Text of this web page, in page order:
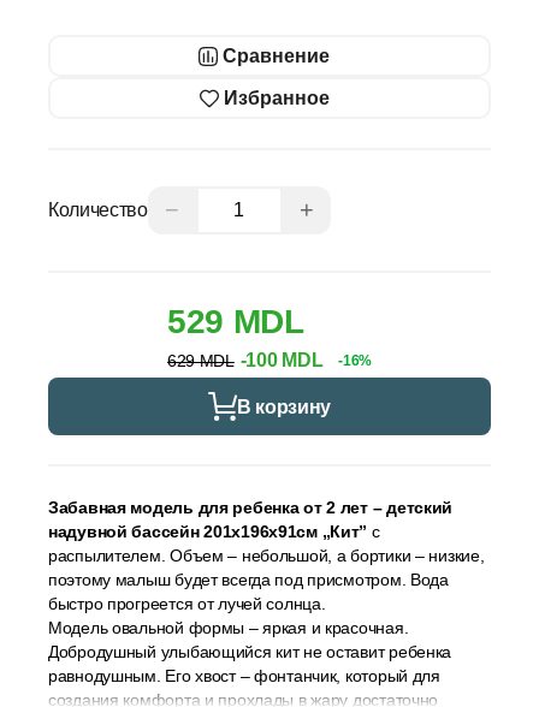
Сравнение
Избранное
Количество − +
529 MDL
629 MDL -100 MDL -16%
В корзину
Забавная модель для ребенка от 2 лет – детский
надувной бассейн 201х196х91см „Кит” с
распылителем. Объем – небольшой, а бортики – низкие,
поэтому малыш будет всегда под присмотром. Вода
быстро прогреется от лучей солнца.
Модель овальной формы – яркая и красочная.
Добродушный улыбающийся кит не оставит ребенка
равнодушным. Его хвост – фонтанчик, который для
создания комфорта и прохлады в жару достаточно